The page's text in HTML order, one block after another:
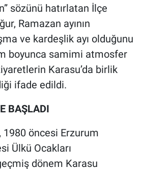
sözünü hatırlatan İlçe
Ramazan ayının
ve kardeşlik ayı olduğunu
boyunca samimi atmosfer
Karasu’da birlik
ifade edildi.
BAŞLADI
1980 öncesi Erzurum
Ülkü Ocakları
dönem Karasu